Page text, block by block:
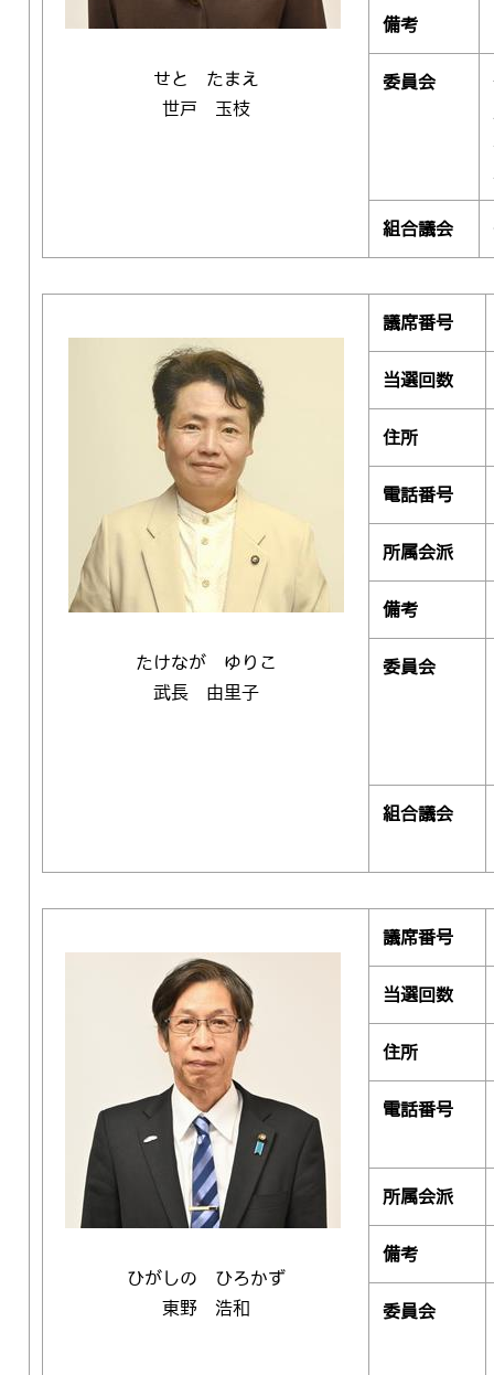
せと たまえ
世戸 玉枝
備考
委員会
組合議会
たけなが ゆりこ
武長 由里子
議席番号
当選回数
住所
電話番号
所属会派
備考
委員会
組合議会
ひがしの ひろかず
東野 浩和
議席番号
当選回数
住所
電話番号
所属会派
備考
委員会